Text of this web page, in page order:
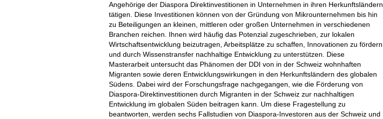
Angehörige der Diaspora Direktinvestitionen in Unternehmen in ihren Herkunftsländern
tätigen. Diese Investitionen können von der Gründung von Mikrounternehmen bis hin
zu Beteiligungen an kleinen, mittleren oder großen Unternehmen in verschiedenen
Branchen reichen. Ihnen wird häufig das Potenzial zugeschrieben, zur lokalen
Wirtschaftsentwicklung beizutragen, Arbeitsplätze zu schaffen, Innovationen zu fördern
und durch Wissenstransfer nachhaltige Entwicklung zu unterstützen. Diese
Masterarbeit untersucht das Phänomen der DDI von in der Schweiz wohnhaften
Migranten sowie deren Entwicklungswirkungen in den Herkunftsländern des globalen
Südens. Dabei wird der Forschungsfrage nachgegangen, wie die Förderung von
Diaspora-Direktinvestitionen durch Migranten in der Schweiz zur nachhaltigen
Entwicklung im globalen Süden beitragen kann. Um diese Fragestellung zu
beantworten, werden sechs Fallstudien von Diaspora-Investoren aus der Schweiz und